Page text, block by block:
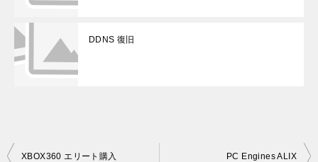
DDNS 復旧
投
XBOX360 エリート購入 PC Engines ALIX